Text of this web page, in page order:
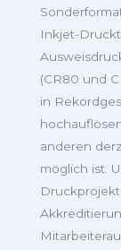
Inkjet-
(CR80 und
in
anderen
möglich ist.